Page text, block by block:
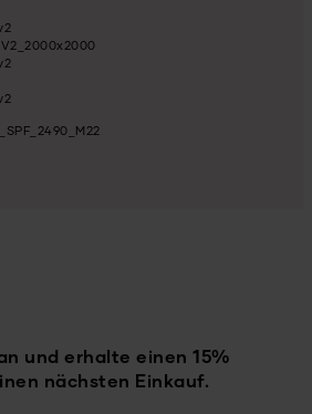
und erhalte einen 15%
nächsten Einkauf.